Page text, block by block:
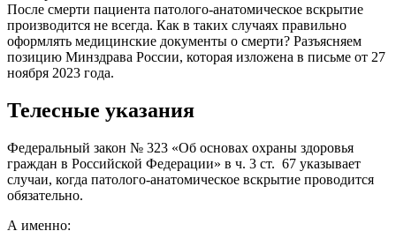
После смерти пациента патолого-анатомическое вскрытие
производится не всегда. Как в таких случаях правильно
оформлять медицинские документы о смерти? Разъясняем
позицию Минздрава России, которая изложена в письме от 27
ноября 2023 года.
Телесные указания
Федеральный закон № 323 «Об основах охраны здоровья
граждан в Российской Федерации» в ч. 3 ст. 67 указывает
случаи, когда патолого-анатомическое вскрытие проводится
обязательно.
А именно: